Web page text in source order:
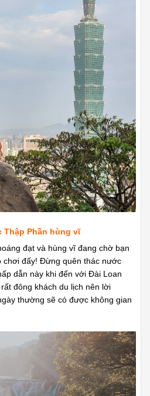
Thập Phần hùng vĩ
đạt và hùng vĩ đang chờ bạn
đấy! Đừng quên thác nước
dẫn này khi đến với Đài Loan
đông khách du lịch nên lời
thường sẽ có được không gian